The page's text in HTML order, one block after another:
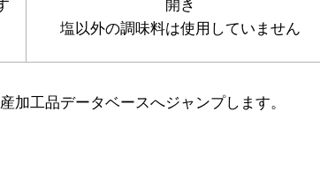
塩以外の調味料は使用していません
加工品データベースへジャンプします。